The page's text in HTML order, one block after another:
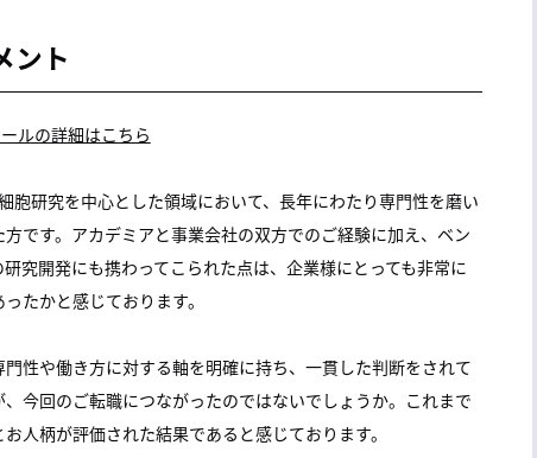
ント
ルの詳細はこちら
胞研究を中心とした領域において、長年にわたり専門性を磨い
方です。アカデミアと事業会社の双方でのご経験に加え、ベン
研究開発にも携わってこられた点は、企業様にとっても非常に
たかと感じております。
門性や働き方に対する軸を明確に持ち、一貫した判断をされて
、今回のご転職につながったのではないでしょうか。これまで
人柄が評価された結果であると感じております。